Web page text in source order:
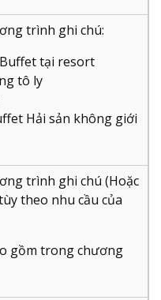
trình ghi chú:
tại resort
tô ly
Hải sản không giới
trình ghi chú (Hoặc
theo nhu cầu của
gồm trong chương